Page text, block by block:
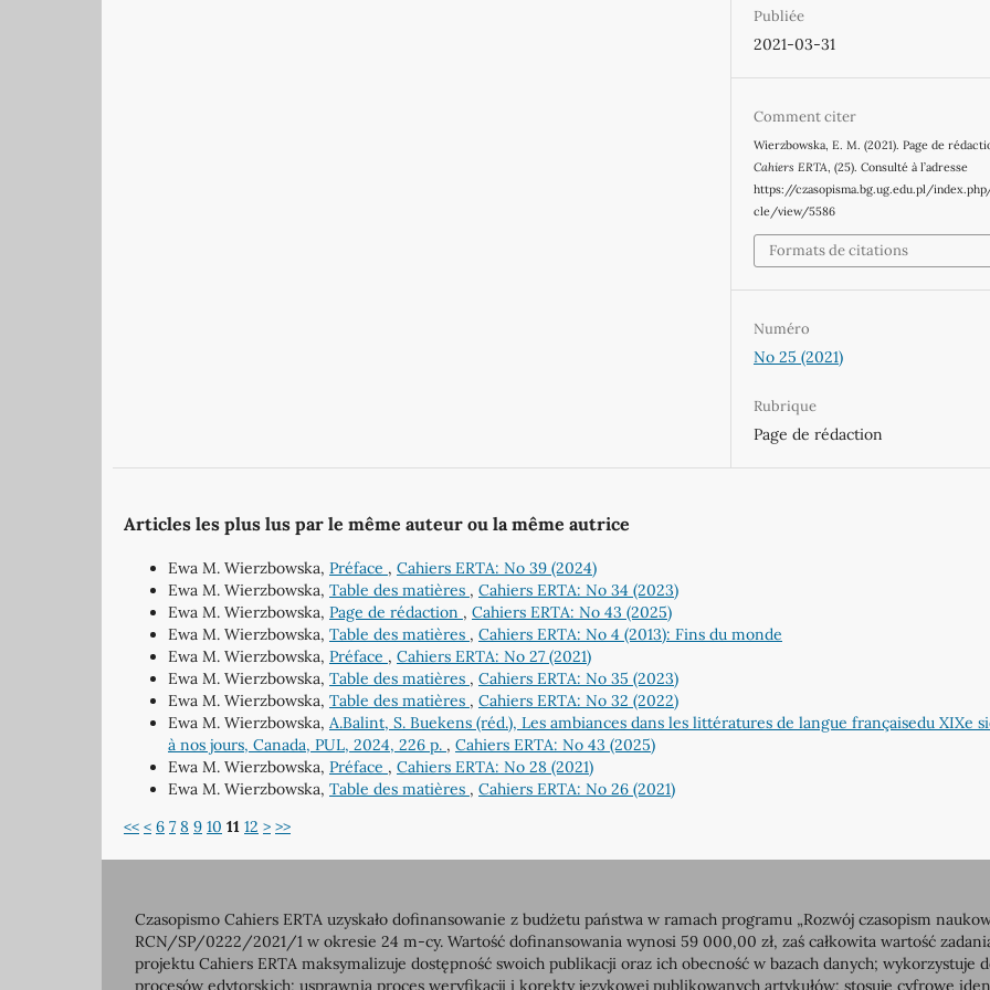
Publiée
2021-03-31
Comment citer
Wierzbowska, E. M. (2021). Page de
Cahiers ERTA, (25). Consulté à l’adresse
https://czasopisma.bg.ug.edu.pl/
cle/view/5586
Formats de citations
Numéro
No 25 (2021)
Rubrique
Page de rédaction
Articles les plus lus par le même auteur ou la même autrice
Ewa M. Wierzbowska, Préface , Cahiers ERTA: No 39 (2024)
Ewa M. Wierzbowska, Table des matières , Cahiers ERTA: No 34 (2023)
Ewa M. Wierzbowska, Page de rédaction , Cahiers ERTA: No 43 (2025)
Ewa M. Wierzbowska, Table des matières , Cahiers ERTA: No 4 (2013): Fins du monde
Ewa M. Wierzbowska, Préface , Cahiers ERTA: No 27 (2021)
Ewa M. Wierzbowska, Table des matières , Cahiers ERTA: No 35 (2023)
Ewa M. Wierzbowska, Table des matières , Cahiers ERTA: No 32 (2022)
Ewa M. Wierzbowska, A.Balint, S. Buekens (réd.), Les ambiances dans les littératures de langue françaisedu XIXe
à nos jours, Canada, PUL, 2024, 226 p. , Cahiers ERTA: No 43 (2025)
Ewa M. Wierzbowska, Préface , Cahiers ERTA: No 28 (2021)
Ewa M. Wierzbowska, Table des matières , Cahiers ERTA: No 26 (2021)
<< < 6 7 8 9 10 11 12 > >>
Czasopismo Cahiers ERTA uzyskało dofinansowanie z budżetu państwa w ramach programu „Rozwój czasopism
RCN/SP/0222/2021/1 w okresie 24 m-cy. Wartość dofinansowania wynosi 59 000,00 zł, zaś całkowita wartość
projektu Cahiers ERTA maksymalizuje dostępność swoich publikacji oraz ich obecność w bazach danych;
procesów edytorskich; usprawnia proces weryfikacji i korekty językowej publikowanych artykułów; stosuje cyfrowe